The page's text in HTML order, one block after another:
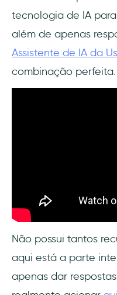
tecnologia de IA
além de apenas
Assistente de IA da
combinação perfeita.
Não possui tantos
aqui está a parte
apenas dar